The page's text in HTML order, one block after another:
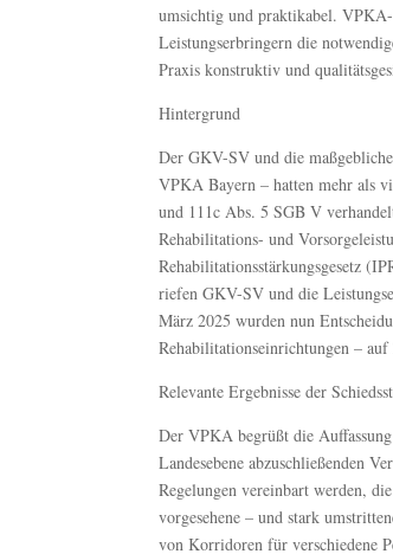
umsichtig und praktikabel.
Leistungserbringern die
Praxis konstruktiv und
Hintergrund
Der GKV-SV und die
VPKA Bayern – hatten mehr als
und 111c Abs. 5 SGB V
Rehabilitations- und
Rehabilitationsstärkungsgesetz
riefen GKV-SV und die
März 2025 wurden nun
Rehabilitationseinrichtungen –
Relevante Ergebnisse der
Der VPKA begrüßt die
Landesebene abzuschließenden
Regelungen vereinbart werden,
vorgesehene – und stark
von Korridoren für verschiedene